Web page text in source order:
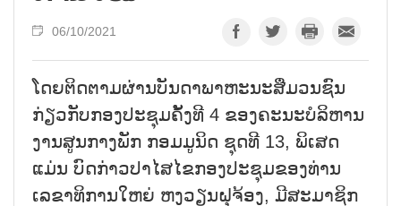
06/10/2021
ໂດຍຕິດຕາມຜ່ານບັນດາພາຫະນະສື່ມວນຊົນ
ກ່ຽວກັບກອງປະຊຸມຄັ້ງທີ 4 ຂອງຄະນະບໍລິຫານ
ງານສູນກາງພັກ ກອມມູນິດ ຊຸດທີ 13, ພິເສດ
ແມ່ນ ບົດກ່າວປາໄສໄຂກອງປະຊຸມຂອງທ່ານ
ເລຂາທິການໃຫຍ່ ຫງວຽນຝຸຈ້ອງ, ມີສະມາຊິກ